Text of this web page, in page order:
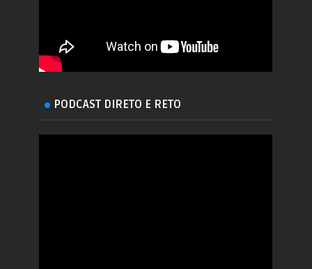
PODCAST DIRETO E RETO